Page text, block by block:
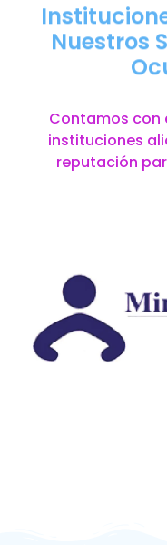
Nuestros
Contamos con
instituciones
reputación